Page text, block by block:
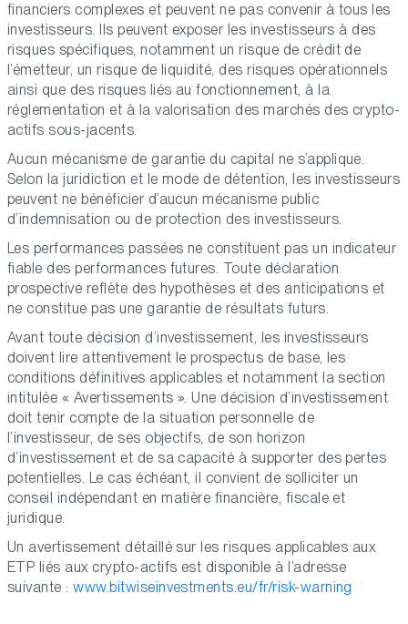
financiers complexes et peuvent ne pas convenir à tous les
investisseurs. Ils peuvent exposer les investisseurs à des
risques spécifiques, notamment un risque de crédit de
l’émetteur, un risque de liquidité, des risques opérationnels
ainsi que des risques liés au fonctionnement, à la
réglementation et à la valorisation des marchés des crypto-
actifs sous-jacents.
Aucun mécanisme de garantie du capital ne s’applique.
Selon la juridiction et le mode de détention, les investisseurs
peuvent ne bénéficier d’aucun mécanisme public
d’indemnisation ou de protection des investisseurs.
Les performances passées ne constituent pas un indicateur
fiable des performances futures. Toute déclaration
prospective reflète des hypothèses et des anticipations et
ne constitue pas une garantie de résultats futurs.
Avant toute décision d’investissement, les investisseurs
doivent lire attentivement le prospectus de base, les
conditions définitives applicables et notamment la section
intitulée « Avertissements ». Une décision d’investissement
doit tenir compte de la situation personnelle de
l’investisseur, de ses objectifs, de son horizon
d’investissement et de sa capacité à supporter des pertes
potentielles. Le cas échéant, il convient de solliciter un
conseil indépendant en matière financière, fiscale et
juridique.
Un avertissement détaillé sur les risques applicables aux
ETP liés aux crypto-actifs est disponible à l’adresse
suivante :www.bitwiseinvestments.eu/fr/risk-warning